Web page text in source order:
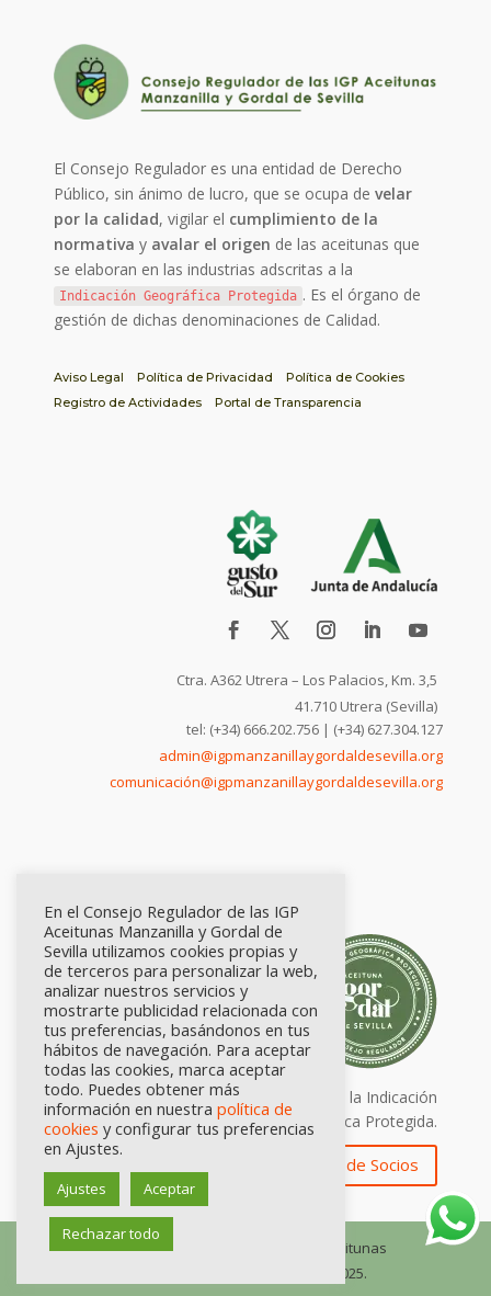
El Consejo Regulador es una entidad de Derecho
Público, sin ánimo de lucro, que se ocupa develar
por la calidad, vigilar el cumplimiento de la
normativa y avalar el origen de las aceitunas que
se elaboran en las industrias adscritas a la
Indicación Geográfica Protegida . Es el órgano de
gestión de dichas denominaciones de Calidad.
Aviso Legal Política de Privacidad
Política de Cookies
Registro de Actividades
Portal de Transparencia
Ctra. A362 Utrera – Los Palacios, Km. 3,5
41.710 Utrera (Sevilla)
tel: (+34) 666.202.756 | (+34) 627.304.127
admin@igpmanzanillaygordaldesevilla.org
comunicación@igpmanzanillaygordaldesevilla.org
Calidad certificada por Origen. Sellos de la Indicación
Geográfica Protegida.
Zona de Socios
© Consejo Regulador de las IGP Aceitunas
Manzanilla y Gordal de Sevilla, 2025.
En el Consejo Regulador de las IGP
Aceitunas Manzanilla y Gordal de
Sevilla utilizamos cookies propias y
de terceros para personalizar la web,
analizar nuestros servicios y
mostrarte publicidad relacionada con
tus preferencias, basándonos en tus
hábitos de navegación. Para aceptar
todas las cookies, marca aceptar
todo. Puedes obtener más
información en nuestra política de
cookies y configurar tus preferencias
en Ajustes.
Ajustes Aceptar
Rechazar todo